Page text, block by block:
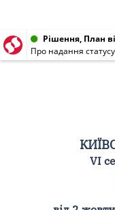
Рішення, План
VI